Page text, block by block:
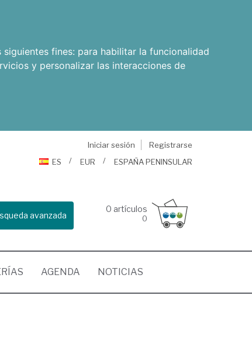
fines: para habilitar la funcionalidad
y personalizar las interacciones de
Iniciar sesión
Registrarse
ES
EUR ESPAÑA PENINSULAR
avanzada
0 artículos
0
AGENDA NOTICIAS